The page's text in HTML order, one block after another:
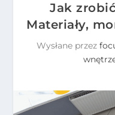
Jak
Materiały,
Wysłane przez